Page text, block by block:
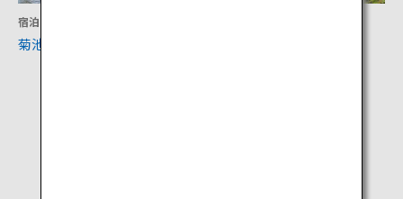
宿泊
菊池温泉